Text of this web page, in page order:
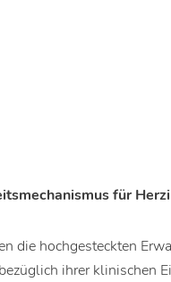
für
die hochgesteckten
ihrer klinischen